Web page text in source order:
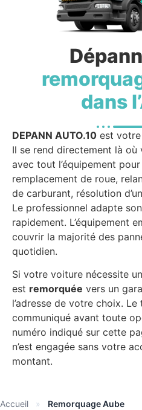
dans
DEPANN AUTO.10 est
Il se rend directement là
avec tout l’équipement
remplacement de roue,
de carburant, résolution
Le professionnel adapte
rapidement. L’équipement
couvrir la majorité des
quotidien.
Si votre voiture nécessite
est remorquée vers un
l’adresse de votre choix.
communiqué avant toute
numéro indiqué sur cette
n’est engagée sans votre
montant.
Accueil » Remorquage Aube